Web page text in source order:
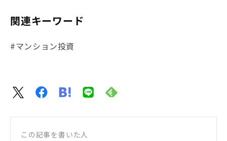
関連キーワード
#マンション投資
この記事を書いた人